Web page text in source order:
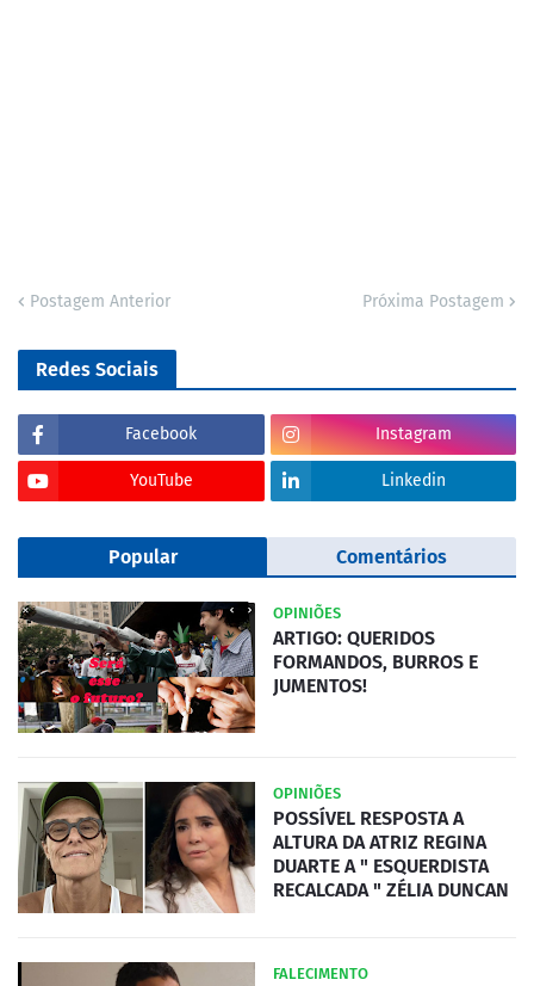
Postagem Anterior Próxima Postagem
Redes Sociais
Facebook Instagram
YouTube Linkedin
Popular Comentários
OPINIÕES
ARTIGO: QUERIDOS
FORMANDOS, BURROS E
JUMENTOS!
OPINIÕES
POSSÍVEL RESPOSTA A
ALTURA DA ATRIZ REGINA
DUARTE A " ESQUERDISTA
RECALCADA " ZÉLIA DUNCAN
FALECIMENTO